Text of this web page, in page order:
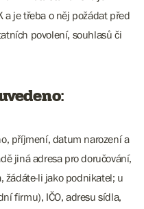
a je třeba o něj požádat před
povolení, souhlasů či
příjmení, datum narození a
jiná adresa pro doručování,
žádáte-li jako podnikatel; u
firmu), IČO, adresu sídla,